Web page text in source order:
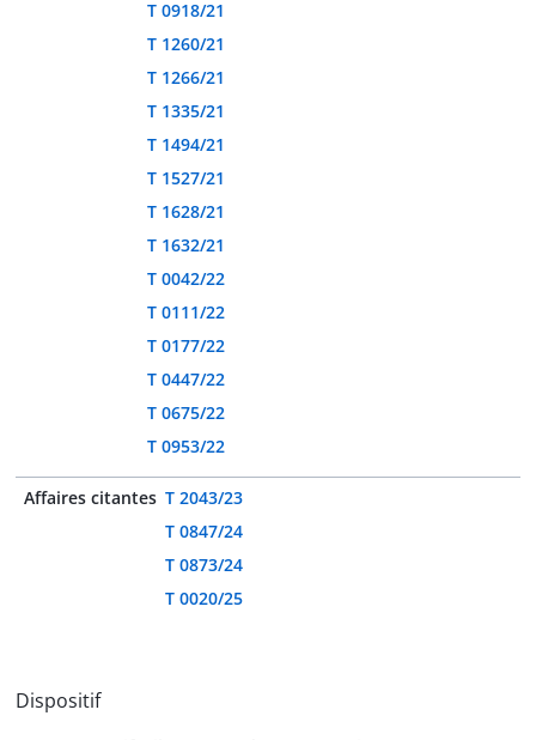
T 0918/21
T 1260/21
T 1266/21
T 1335/21
T 1494/21
T 1527/21
T 1628/21
T 1632/21
T 0042/22
T 0111/22
T 0177/22
T 0447/22
T 0675/22
T 0953/22
Affaires citantes T 2043/23
T 0847/24
T 0873/24
T 0020/25
Dispositif